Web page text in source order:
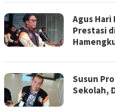
Agus Hari
Prestasi
Susun
Sekolah,